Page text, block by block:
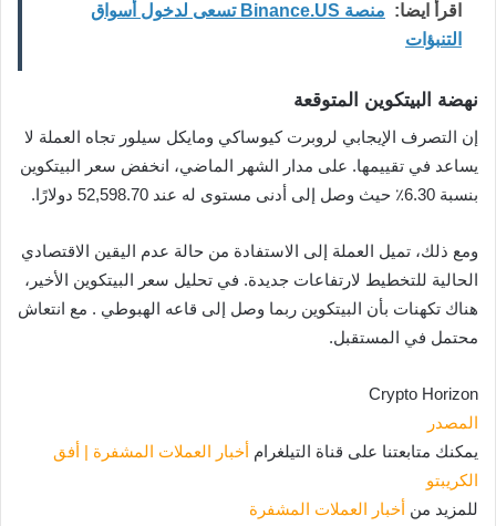
اقرأ ايضا:
منصة Binance.US تسعى لدخول أسواق
التنبؤات
نهضة البيتكوين المتوقعة
إن التصرف الإيجابي لروبرت كيوساكي ومايكل سيلور تجاه العملة لا
يساعد في تقييمها. على مدار الشهر الماضي، انخفض سعر البيتكوين
بنسبة 6.30٪ حيث وصل إلى أدنى مستوى له عند 52,598.70 دولارًا.
ومع ذلك، تميل العملة إلى الاستفادة من حالة عدم اليقين الاقتصادي
الحالية للتخطيط لارتفاعات جديدة. في تحليل سعر البيتكوين الأخير،
هناك تكهنات بأن البيتكوين ربما وصل إلى قاعه الهبوطي . مع انتعاش
محتمل في المستقبل.
Crypto Horizon
المصدر
يمكنك متابعتنا على قناة التيلغرام أخبار العملات المشفرة | أفق
الكريبتو
للمزيد من أخبار العملات المشفرة